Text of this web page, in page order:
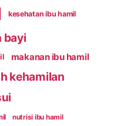
kesehatan ibu hamil
bayi
makanan ibu hamil
kehamilan
nutrisi ibu hamil